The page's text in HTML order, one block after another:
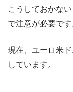
こうしておかな
で注意が必要です
現在、ユーロ米
しています。